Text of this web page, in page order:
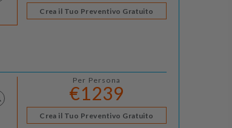
Crea il Tuo Preventivo Gratuito
Per Persona
€1239
Crea il Tuo Preventivo Gratuito